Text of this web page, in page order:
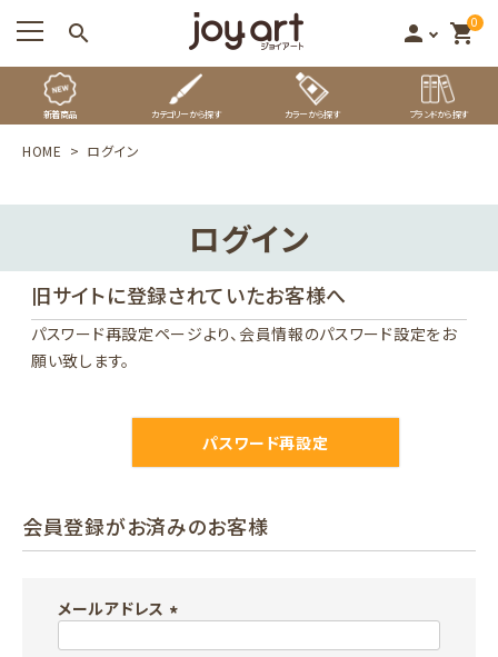
search person 0
shopping_cart
新着商品 カテゴリーから探す カラーから探す ブランドから探す
HOME ログイン
ログイン
旧サイトに登録されていたお客様へ
パスワード再設定ページより、会員情報のパスワード設定をお
願い致します。
パスワード再設定
会員登録がお済みのお客様
メールアドレス